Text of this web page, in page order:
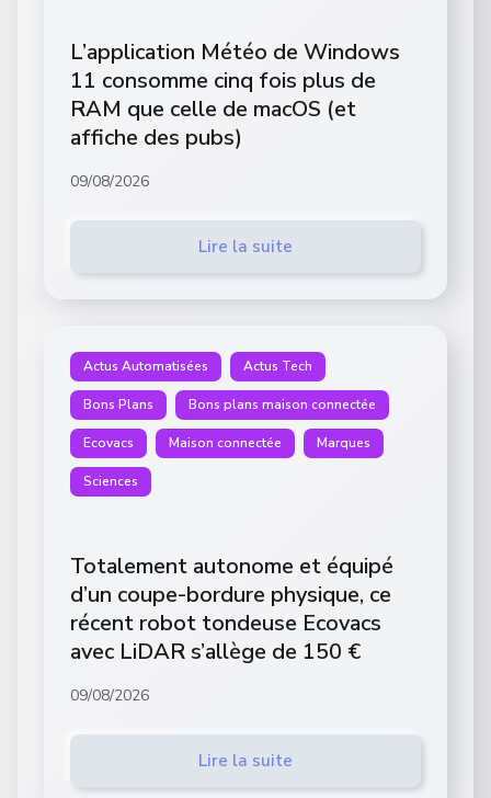
L’application Météo de Windows
11 consomme cinq fois plus de
RAM que celle de macOS (et
affiche des pubs)
09/08/2026
Lire la suite
Actus Automatisées Actus Tech
Bons Plans Bons plans maison connectée
Ecovacs Maison connectée Marques
Sciences
Totalement autonome et équipé
d’un coupe-bordure physique, ce
récent robot tondeuse Ecovacs
avec LiDAR s’allège de 150 €
09/08/2026
Lire la suite